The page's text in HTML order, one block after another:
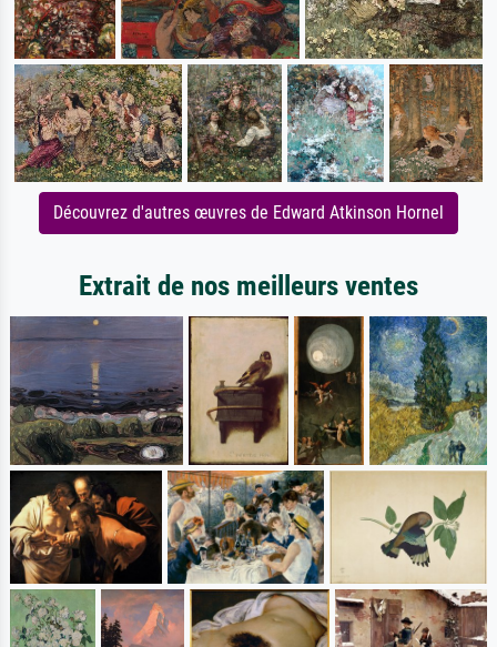
Découvrez d'autres œuvres de Edward Atkinson Hornel
Extrait de nos meilleurs ventes